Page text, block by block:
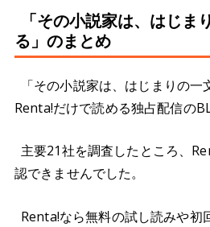
「その小説家は、はじま
る」のまとめ
「その小説家は、はじまりの一
Renta!だけで読める独占配信の
主要21社を調査したところ、
認できませんでした。
Renta!なら無料の試し読みや初